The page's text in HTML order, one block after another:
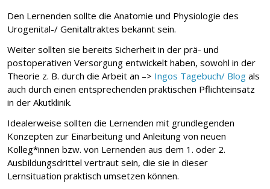
Den Lernenden sollte die Anatomie und Physiologie des
Urogenital-/ Genitaltraktes bekannt sein.
Weiter sollten sie bereits Sicherheit in der prä- und
postoperativen Versorgung entwickelt haben, sowohl in der
Theorie z. B. durch die Arbeit an –> Ingos Tagebuch/ Blog als
auch durch einen entsprechenden praktischen Pflichteinsatz
in der Akutklinik.
Idealerweise sollten die Lernenden mit grundlegenden
Konzepten zur Einarbeitung und Anleitung von neuen
Kolleg*innen bzw. von Lernenden aus dem 1. oder 2.
Ausbildungsdrittel vertraut sein, die sie in dieser
Lernsituation praktisch umsetzen können.